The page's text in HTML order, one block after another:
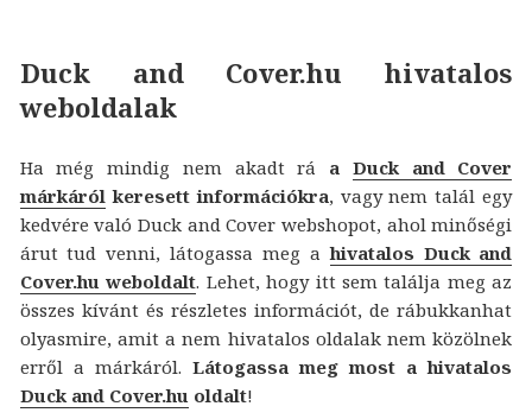
Duck and Cover.hu hivatalos
weboldalak
Ha még mindig nem akadt rá a Duck and Cover
márkáról keresett információkra, vagy nem talál egy
kedvére való Duck and Cover webshopot, ahol minőségi
árut tud venni, látogassa meg ahivatalos Duck and
Cover.hu weboldalt. Lehet, hogy itt sem találja meg az
összes kívánt és részletes információt, de rábukkanhat
olyasmire, amit a nem hivatalos oldalak nem közölnek
erről a márkáról. Látogassa meg most a hivatalos
Duck and Cover.hu oldalt!